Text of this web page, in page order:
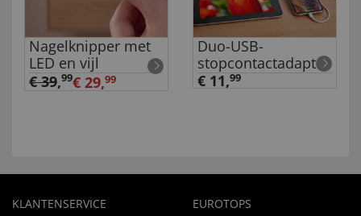
Nagelknipper met
LED en vijl
€ 39,99€ 29,99
Duo-USB-
stopcontactadapter
€ 11,99
KLANTENSERVICE EUROTOPS